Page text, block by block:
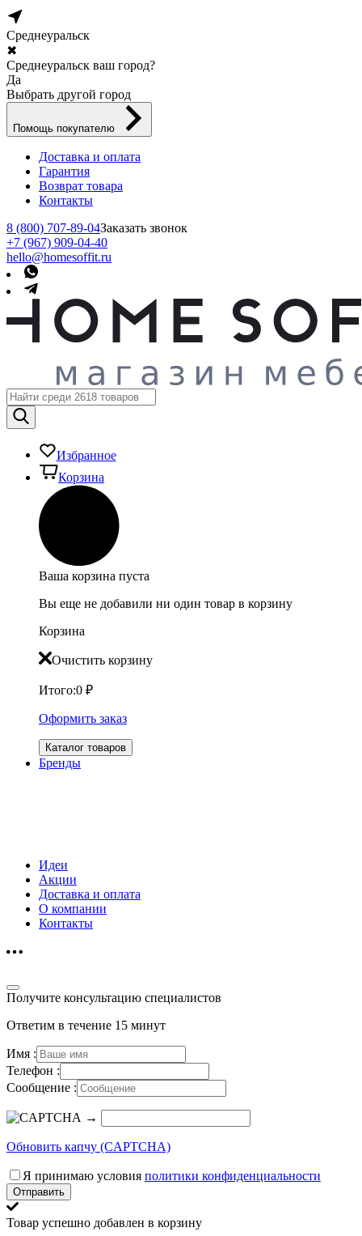
Среднеуральск
✖
Среднеуральск ваш город?
Да
Выбрать другой город
Помощь покупателю
Доставка и оплата
Гарантия
Возврат товара
Контакты
8 (800) 707-89-04Заказать звонок
+7 (967) 909-04-40
hello@homesoffit.ru
Избранное
Корзина
Ваша корзина пуста
Вы еще не добавили ни один товар в корзину
Корзина
Очистить корзину
Итого:0 ₽
Оформить заказ
Каталог товаров
Бренды
Идеи
Акции
Доставка и оплата
О компании
Контакты
Получите консультацию специалистов
Ответим в течение 15 минут
Имя :
Телефон :
Сообщение :
→
Обновить капчу (CAPTCHA)
Я принимаю условия политики конфиденциальности
Отправить
Товар успешно добавлен в корзину